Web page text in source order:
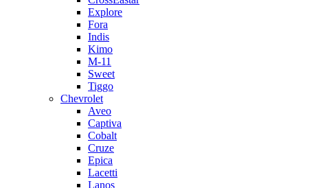
Explore
Fora
Indis
Kimo
M-11
Sweet
Tiggo
Chevrolet
Aveo
Captiva
Cobalt
Cruze
Epica
Lacetti
Lanos